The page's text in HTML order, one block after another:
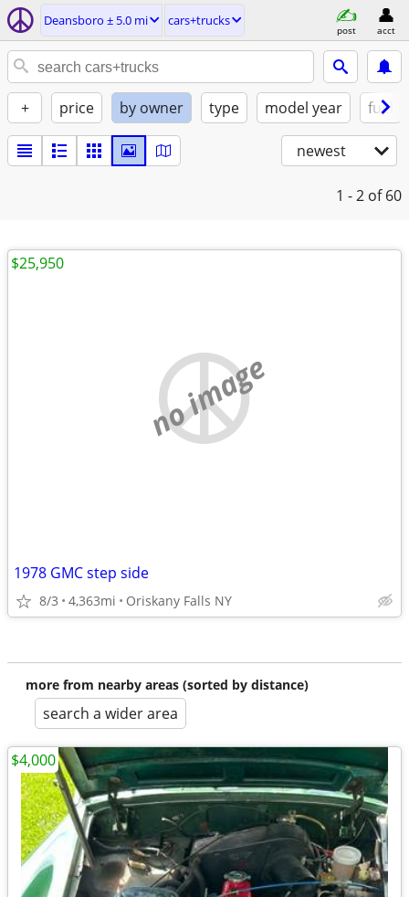
Deansboro ± 5.0 mi cars+trucks
post acct
+ price by owner type model year fuel
newest
1 - 2 of 60
no image
1978 GMC step side
8/3 4,363mi Oriskany Falls NY
$25,950
more from nearby areas (sorted by distance)
search a wider area
$4,000